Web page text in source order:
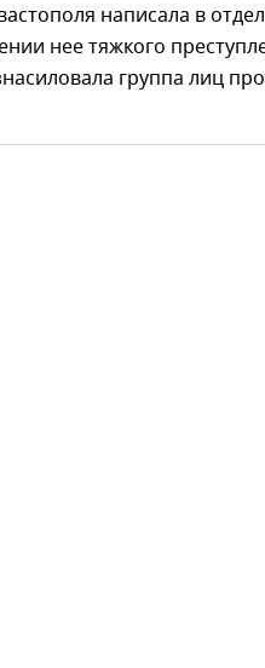
написала в отдел
нее тяжкого
группа лиц